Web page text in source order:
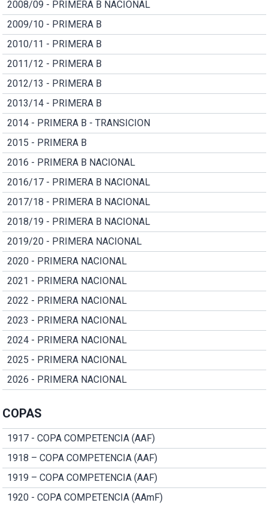
2008/09 - PRIMERA B NACIONAL
2009/10 - PRIMERA B
2010/11 - PRIMERA B
2011/12 - PRIMERA B
2012/13 - PRIMERA B
2013/14 - PRIMERA B
2014 - PRIMERA B - TRANSICION
2015 - PRIMERA B
2016 - PRIMERA B NACIONAL
2016/17 - PRIMERA B NACIONAL
2017/18 - PRIMERA B NACIONAL
2018/19 - PRIMERA B NACIONAL
2019/20 - PRIMERA NACIONAL
2020 - PRIMERA NACIONAL
2021 - PRIMERA NACIONAL
2022 - PRIMERA NACIONAL
2023 - PRIMERA NACIONAL
2024 - PRIMERA NACIONAL
2025 - PRIMERA NACIONAL
2026 - PRIMERA NACIONAL
COPAS
1917 - COPA COMPETENCIA (AAF)
1918 – COPA COMPETENCIA (AAF)
1919 – COPA COMPETENCIA (AAF)
1920 - COPA COMPETENCIA (AAmF)